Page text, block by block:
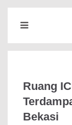
Ruang
Bekasi